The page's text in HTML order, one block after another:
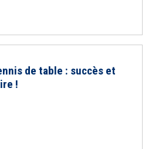
de table : succès et
!